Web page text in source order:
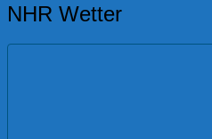
NHR Wetter